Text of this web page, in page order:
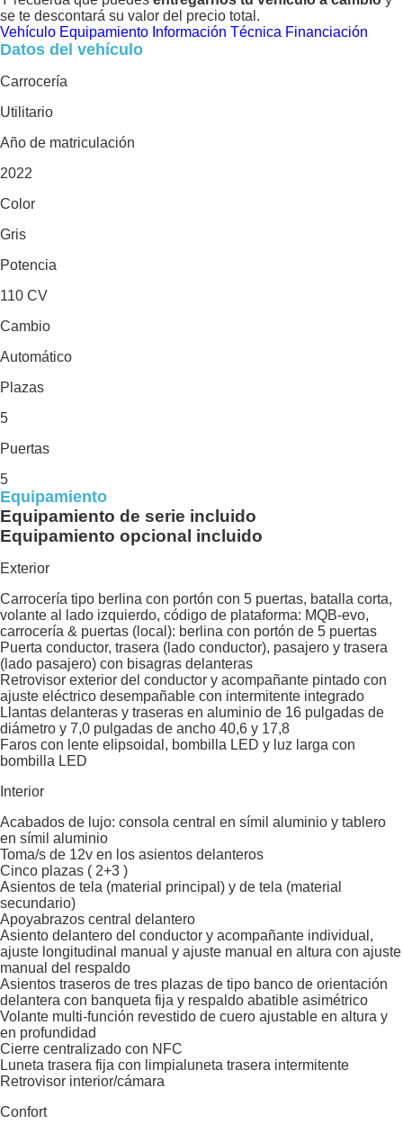
se te descontará su valor del precio total.
Vehículo Equipamiento Información Técnica Financiación
Datos del vehículo
Carrocería
Utilitario
Año de matriculación
2022
Color
Gris
Potencia
110 CV
Cambio
Automático
Plazas
5
Puertas
5
Equipamiento
Equipamiento de serie incluido
Equipamiento opcional incluido
Exterior
Carrocería tipo berlina con portón con 5 puertas, batalla corta,
volante al lado izquierdo, código de plataforma: MQB-evo,
carrocería & puertas (local): berlina con portón de 5 puertas
Puerta conductor, trasera (lado conductor), pasajero y trasera
(lado pasajero) con bisagras delanteras
Retrovisor exterior del conductor y acompañante pintado con
ajuste eléctrico desempañable con intermitente integrado
Llantas delanteras y traseras en aluminio de 16 pulgadas de
diámetro y 7,0 pulgadas de ancho 40,6 y 17,8
Faros con lente elipsoidal, bombilla LED y luz larga con
bombilla LED
Interior
Acabados de lujo: consola central en símil aluminio y tablero
en símil aluminio
Toma/s de 12v en los asientos delanteros
Cinco plazas ( 2+3 )
Asientos de tela (material principal) y de tela (material
secundario)
Apoyabrazos central delantero
Asiento delantero del conductor y acompañante individual,
ajuste longitudinal manual y ajuste manual en altura con ajuste
manual del respaldo
Asientos traseros de tres plazas de tipo banco de orientación
delantera con banqueta fija y respaldo abatible asimétrico
Volante multi-función revestido de cuero ajustable en altura y
en profundidad
Cierre centralizado con NFC
Luneta trasera fija con limpialuneta trasera intermitente
Retrovisor interior/cámara
Confort